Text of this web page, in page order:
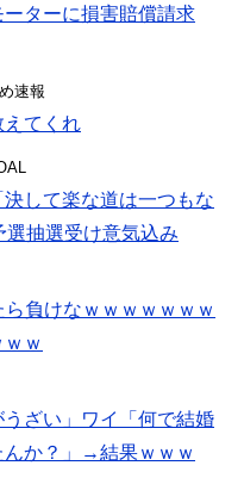
ーターに損害賠償請求
速報
えてくれ
決して楽な道は一つもな
抽選受け意気込み
ら負けなｗｗｗｗｗｗｗ
ｗ
ざい」ワイ「何で結婚
んか？」→結果ｗｗｗ